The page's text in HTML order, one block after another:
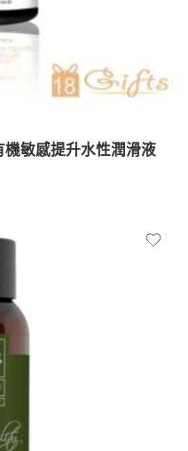
敏感提升水性潤滑液